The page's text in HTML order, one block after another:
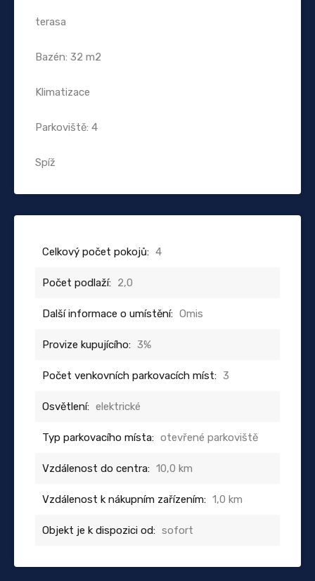
terasa
Bazén: 32 m2
Klimatizace
Parkoviště: 4
Spíž
Celkový počet pokojů: 4
Počet podlaží: 2,0
Další informace o umístění: Omis
Provize kupujícího: 3%
Počet venkovních parkovacích míst: 3
Osvětlení: elektrické
Typ parkovacího místa: otevřené parkoviště
Vzdálenost do centra: 10,0 km
Vzdálenost k nákupním zařízením: 1,0 km
Objekt je k dispozici od: sofort